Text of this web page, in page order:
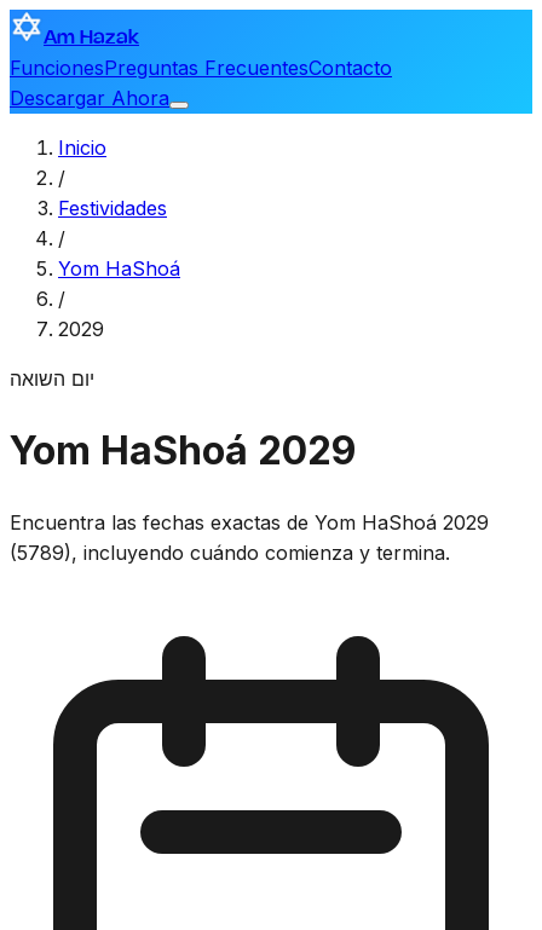
Am Hazak
FuncionesPreguntas FrecuentesContacto
Descargar Ahora
Inicio
/
Festividades
/
Yom HaShoá
/
2029
יום השואה
Yom HaShoá 2029
Encuentra las fechas exactas de Yom HaShoá 2029
(5789), incluyendo cuándo comienza y termina.